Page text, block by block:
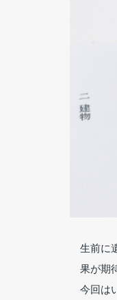
生前に
果が期
今回は